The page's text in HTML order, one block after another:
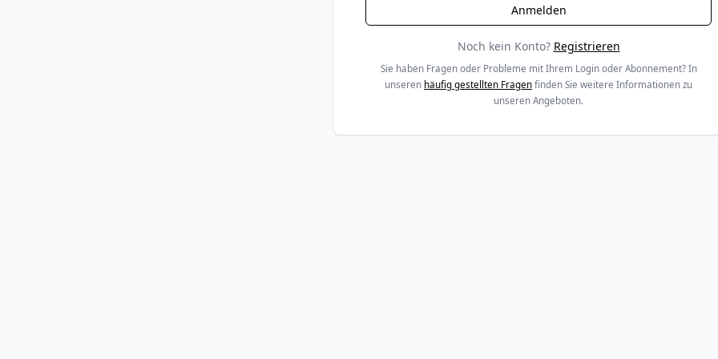
Noch kein Konto? Registrieren
Sie haben Fragen oder Probleme mit Ihrem Login oder Abonnement? In
unseren häufig gestellten Fragen finden Sie weitere Informationen zu
unseren Angeboten.